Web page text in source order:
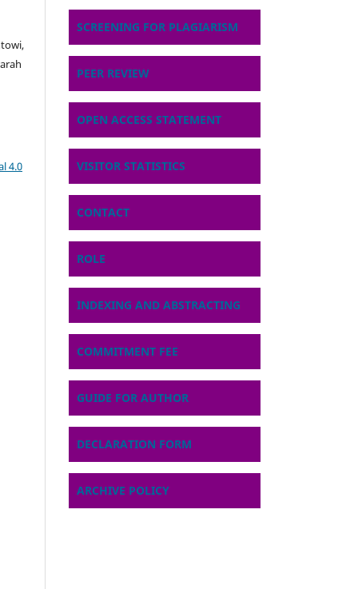
4.0
SCREENING FOR PLAGIARISM
PEER REVIEW
OPEN ACCESS STATEMENT
VISITOR STATISTICS
CONTACT
ROLE
INDEXING AND ABSTRACTING
COMMITMENT FEE
GUIDE FOR AUTHOR
DECLARATION FORM
ARCHIVE POLICY